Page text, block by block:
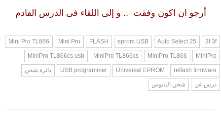
أرجو ان اكون وفقت .. و إلى اللقاء فى الدرس القادم
3f 3f
Auto Select 25
eprom USB
FLASH
Mini Pro
Mini Pro TL866
MiniPro
MiniPro TL866
MiniPro TL866cs
MiniPro TL866cs usb
reflash firmware
Universal EPROM
USB programmer دائرة شحن
درس عن شحن البايوس